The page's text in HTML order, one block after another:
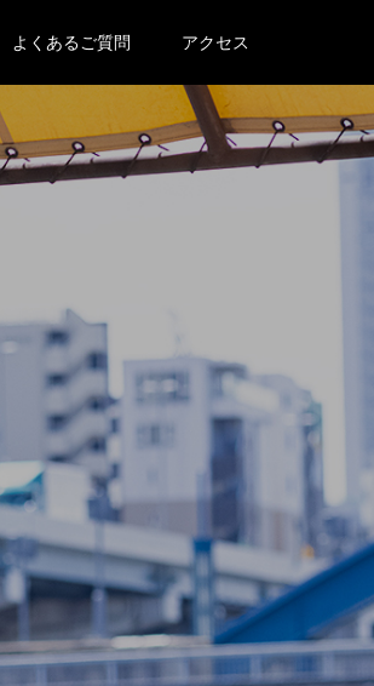
よくあるご質問 アクセス